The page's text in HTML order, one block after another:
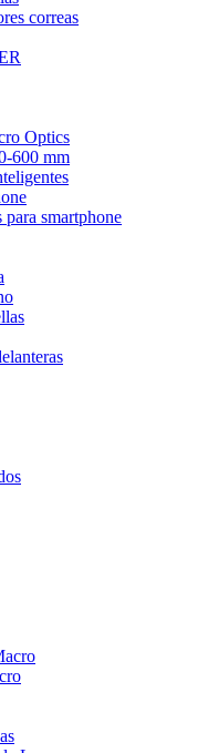
correas
Optics
600 mm
smartphone